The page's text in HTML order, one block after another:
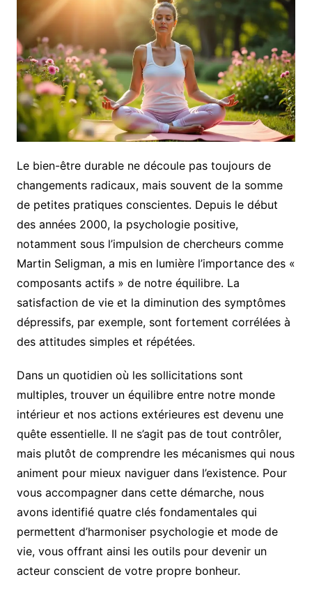
Le bien-être durable ne découle pas toujours de
changements radicaux, mais souvent de la somme
de petites pratiques conscientes. Depuis le début
des années 2000, la psychologie positive,
notamment sous l’impulsion de chercheurs comme
Martin Seligman, a mis en lumière l’importance des «
composants actifs » de notre équilibre. La
satisfaction de vie et la diminution des symptômes
dépressifs, par exemple, sont fortement corrélées à
des attitudes simples et répétées.
Dans un quotidien où les sollicitations sont
multiples, trouver un équilibre entre notre monde
intérieur et nos actions extérieures est devenu une
quête essentielle. Il ne s’agit pas de tout contrôler,
mais plutôt de comprendre les mécanismes qui nous
animent pour mieux naviguer dans l’existence. Pour
vous accompagner dans cette démarche, nous
avons identifié quatre clés fondamentales qui
permettent d’harmoniser psychologie et mode de
vie, vous offrant ainsi les outils pour devenir un
acteur conscient de votre propre bonheur.